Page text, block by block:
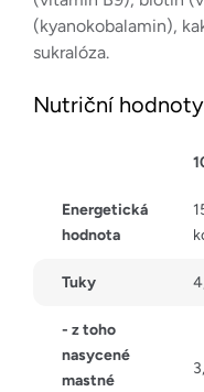
(kyanokobalamin),
sukralóza.
Nutriční hodnoty
Energetická
hodnota
Tuky
- z toho
nasycené
mastné